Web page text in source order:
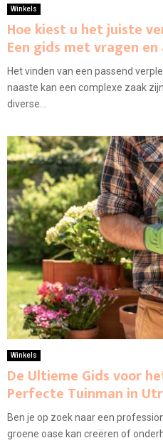
Winkels
Hoe kiest u het juiste
Een gids met vragen
Het vinden van een passend
naaste kan een complexe zaak
diverse...
Winkels
De Ultieme Gids voor
Perfecte Tuinman in
Ben je op zoek naar een
groene oase kan creëren of